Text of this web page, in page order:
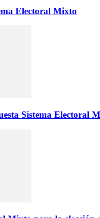
Electoral Mixto
Sistema Electoral